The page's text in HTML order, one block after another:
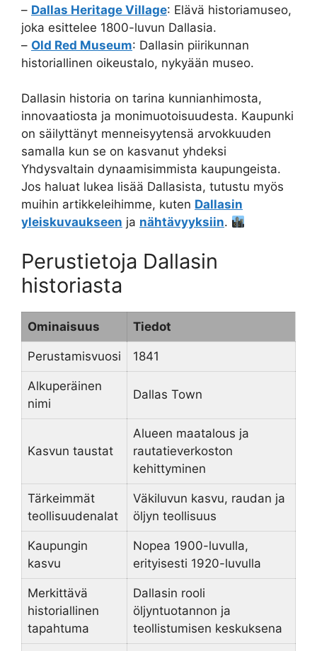
– Dallas Heritage Village: Elävä historiamuseo,
joka esittelee 1800-luvun Dallasia.
– Old Red Museum: Dallasin piirikunnan
historiallinen oikeustalo, nykyään museo.
Dallasin historia on tarina kunnianhimosta,
innovaatiosta ja monimuotoisuudesta. Kaupunki
on säilyttänyt menneisyytensä arvokkuuden
samalla kun se on kasvanut yhdeksi
Yhdysvaltain dynaamisimmista kaupungeista.
Jos haluat lukea lisää Dallasista, tutustu myös
muihin artikkeleihimme, kuten Dallasin
yleiskuvaukseen ja nähtävyyksiin.
Perustietoja Dallasin
historiasta
Ominaisuus Tiedot
Perustamisvuosi 1841
Alkuperäinen
nimi
Dallas Town
Kasvun taustat
Alueen maatalous ja
rautatieverkoston
kehittyminen
Tärkeimmät
teollisuudenalat
Väkiluvun kasvu, raudan ja
öljyn teollisuus
Kaupungin
kasvu
Nopea 1900-luvulla,
erityisesti 1920-luvulla
Merkittävä
historiallinen
tapahtuma
Dallasin rooli
öljyntuotannon ja
teollistumisen keskuksena